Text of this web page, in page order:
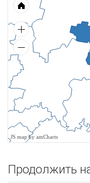
JS map by amCharts
Продолжить